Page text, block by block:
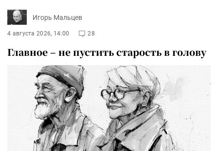
Игорь Мальцев
4 августа 2026, 14:00 28
Главное – не пустить старость в голову